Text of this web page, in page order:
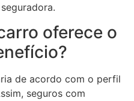
oferece o
de acordo com o perfil
seguros com